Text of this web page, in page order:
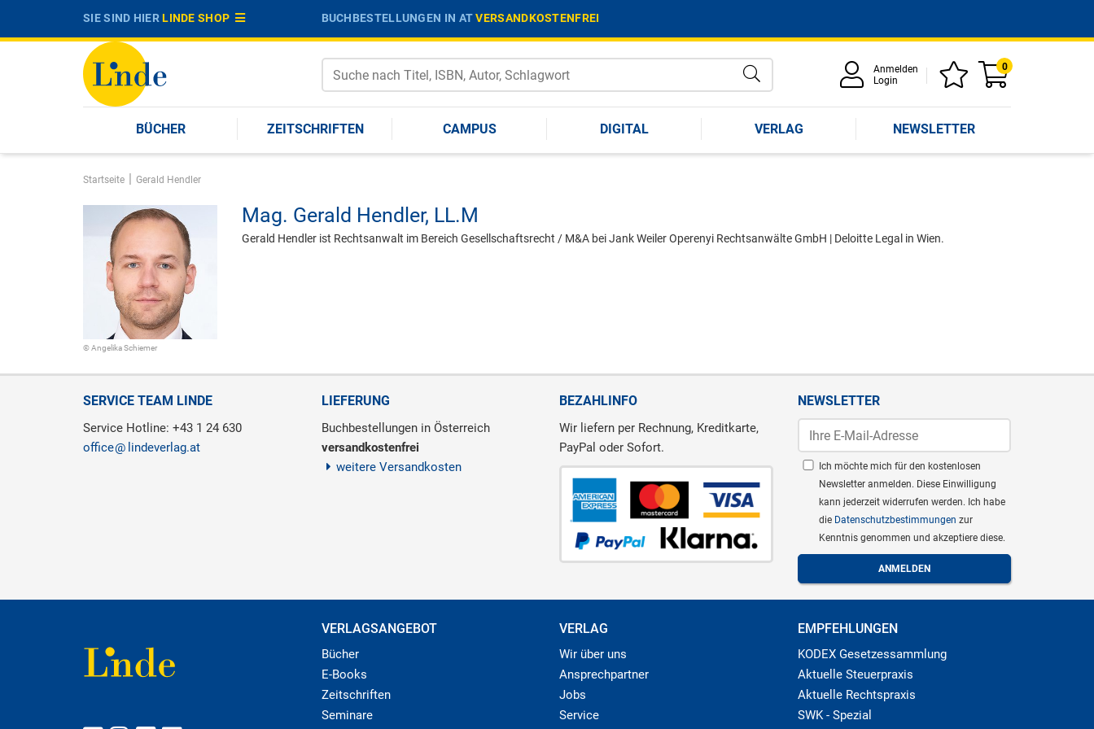
SIE SIND HIERLINDE SHOP BUCHBESTELLUNGEN IN ATVERSANDKOSTENFREI
Anmelden
Login
0
BÜCHER ZEITSCHRIFTEN CAMPUS DIGITAL VERLAG NEWSLETTER
Startseite | Gerald Hendler
© Angelika Schiemer
Mag. Gerald Hendler, LL.M
Gerald Hendler ist Rechtsanwalt im Bereich Gesellschaftsrecht / M&A bei Jank Weiler Operenyi Rechtsanwälte GmbH | Deloitte Legal in Wien.
SERVICE TEAM LINDE
Service Hotline: +43 1 24 630
office
lindeverlag.at
LIEFERUNG
Buchbestellungen in Österreich
versandkostenfrei
weitere Versandkosten
BEZAHLINFO
Wir liefern per Rechnung, Kreditkarte,
PayPal oder Sofort.
NEWSLETTER
Ich möchte mich für den kostenlosen
Newsletter anmelden. Diese Einwilligung
kann jederzeit widerrufen werden. Ich habe
die Datenschutzbestimmungen zur
Kenntnis genommen und akzeptiere diese.
VERLAGSANGEBOT
Bücher
E-Books
Zeitschriften
Seminare
VERLAG
Wir über uns
Ansprechpartner
Jobs
Service
EMPFEHLUNGEN
KODEX Gesetzessammlung
Aktuelle Steuerpraxis
Aktuelle Rechtspraxis
SWK - Spezial